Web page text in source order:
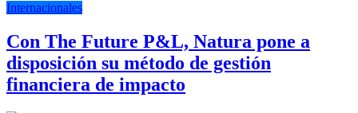
Internacionales
Con The Future P&L, Natura pone a
disposición su método de gestión
financiera de impacto